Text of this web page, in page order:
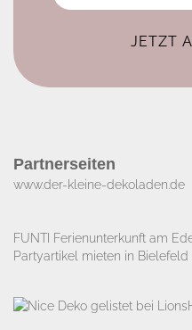
Partnerseiten
www.der-kleine-dekoladen.de​
FUNTI Ferienunterkunft am
Partyartikel mieten in Bielefeld